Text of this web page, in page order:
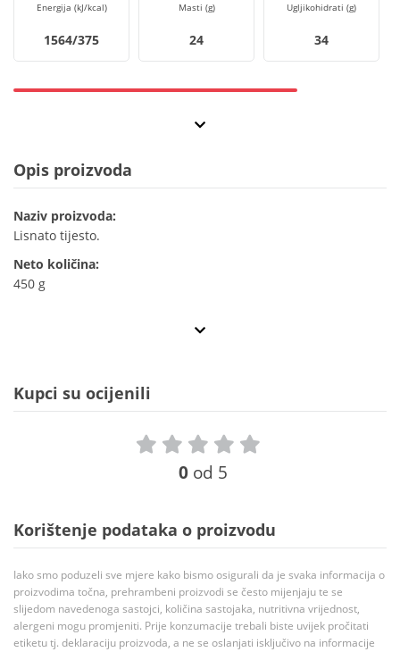
Energija (kJ/kcal)
1564/375
Masti (g)
24
Ugljikohidrati (g)
34
Opis proizvoda
Naziv proizvoda:
Lisnato tijesto.
Neto količina:
450 g
Kupci su ocijenili
0 od 5
Korištenje podataka o proizvodu
Iako smo poduzeli sve mjere kako bismo osigurali da je svaka informacija o
proizvodima točna, prehrambeni proizvodi se često mijenjaju te se
slijedom navedenoga sastojci, količina sastojaka, nutritivna vrijednost,
alergeni mogu promjeniti. Prije konzumacije trebali biste uvijek pročitati
etiketu tj. deklaraciju proizvoda, a ne se oslanjati isključivo na informacije